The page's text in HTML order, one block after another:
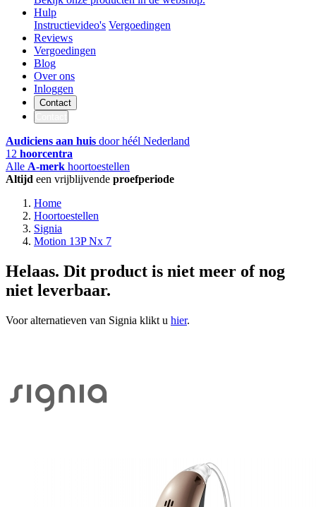
Hulp
Instructievideo's Vergoedingen
Reviews
Vergoedingen
Blog
Over ons
Inloggen
Contact
Audiciens aan huis door héél Nederland
12 hoorcentra
Alle A-merk hoortoestellen
Altijd een vrijblijvende proefperiode
Home
Hoortoestellen
Signia
Motion 13P Nx 7
Helaas. Dit product is niet meer of nog
niet leverbaar.
Voor alternatieven van Signia klikt u hier.